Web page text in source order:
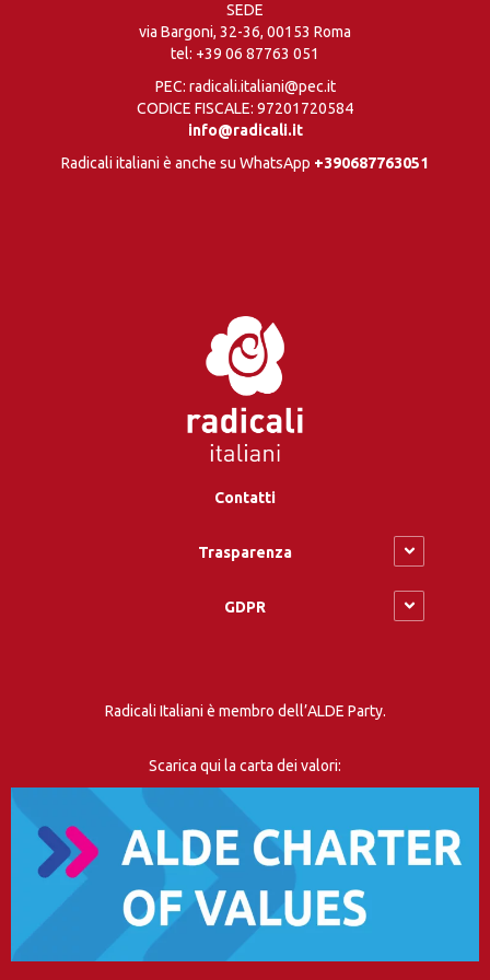
SEDE
via Bargoni, 32-36, 00153 Roma
tel: +39 06 87763 051
PEC: radicali.italiani@pec.it
CODICE FISCALE: 97201720584
info@radicali.it
Radicali italiani è anche su WhatsApp +390687763051
Contatti
Trasparenza
GDPR
Radicali Italiani è membro dell’ALDE Party.
Scarica qui la carta dei valori: